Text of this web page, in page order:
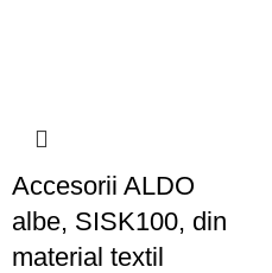
Accesorii ALDO
albe, SISK100, din
material textil